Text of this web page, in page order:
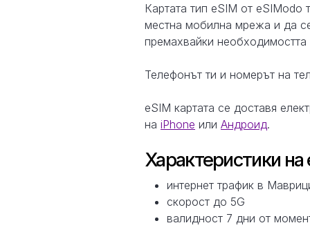
Картата тип eSIM от
местна мобилна мрежа и да
премахвайки необходимостта
Телефонът ти и номерът на
eSIM картата се доставя
на iPhone или Андроид.
Характеристики на
интернет трафик в
скорост до 5G
валидност 7 дни от